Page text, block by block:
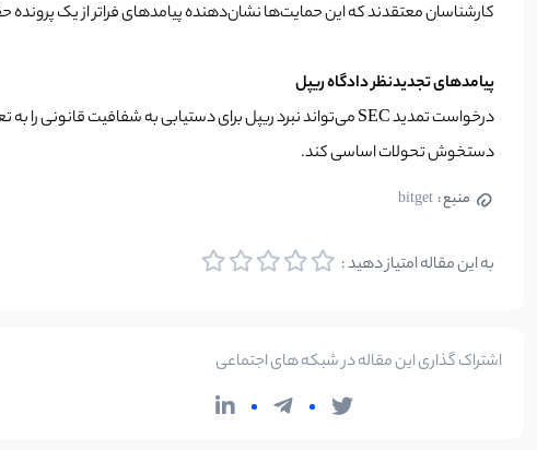
کارشناسان معتقدند که این حمایت‌ها نشان‌دهنده پیامدهای فراتر از یک
پیامدهای تجدیدنظر دادگاه ریپل
دستخوش تحولات اساسی کند.
منبع : bitget
به این مقاله امتیاز دهید :
اشتراک گذاری این مقاله در شبکه های اجتماعی